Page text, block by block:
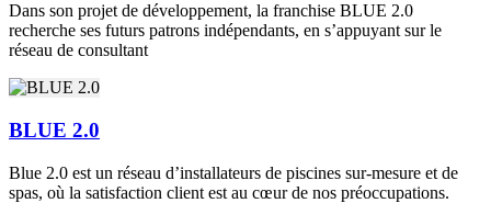
Dans son projet de développement, la franchise BLUE 2.0
recherche ses futurs patrons indépendants, en s’appuyant sur le
réseau de consultant
BLUE 2.0
Blue 2.0 est un réseau d’installateurs de piscines sur-mesure et de
spas, où la satisfaction client est au cœur de nos préoccupations.